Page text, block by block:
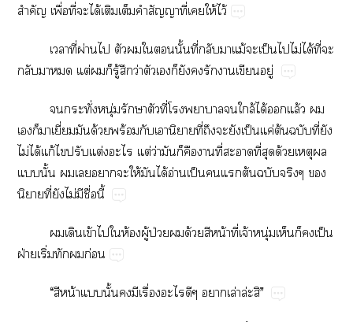
ำ​ื่​ี่​​ได้​​​​​ี่​​ให้​ไว้
​ี่​ผ่​​​​​​ั้​ี่​​​ม้​​ป็​​ไม่​ได้​ี่​​
​​​ต่​​​ู้​​ว่​​​​​​​​​ู่
​ั่​ุ่​​​ี่​​​​ล้​ได้​​ล้​​
​​​ี่​​ด้​ร้​​​​ี่​​​​ป็​ค่​ต้​​ี่​​
ไม่​ได้​ก้​​ป​ต่​​ต่​ว่​​​​​ี่​​ี่​​ด้​​​
​ั้​​​​​ให้​​ได้​อ่​ป็​​​ต้​​​​
​ี่​​ไม่​​ื่​ี้
​​ข้​​​ห้​ู้​ป่​​ด้​​น้​ี่​จ้​ุ่​​​​ป็​
ฝ่​ิ่​​​ก่
“​​น้​​ั้​​​ื่​​​​ล่​ล่​”